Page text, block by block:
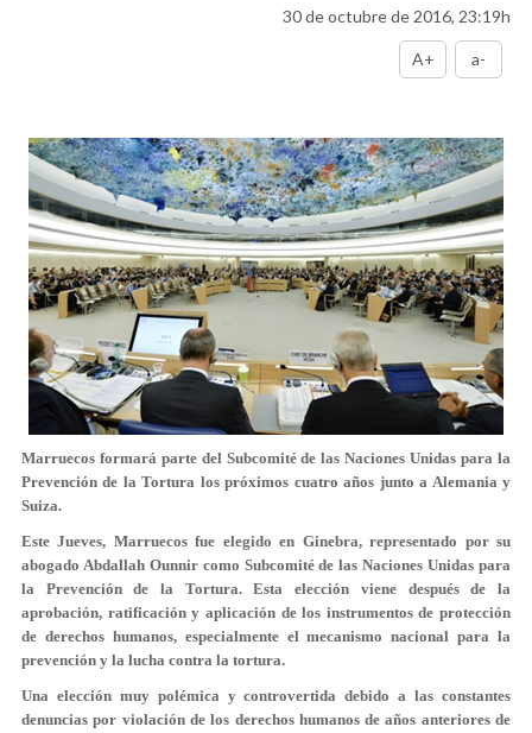
30 de octubre de 2016, 23:19h
A+ a-
Marruecos formará parte del Subcomité de las Naciones Unidas para la
Prevención de la Tortura los próximos cuatro años junto a Alemania y
Suiza.
Este Jueves, Marruecos fue elegido en Ginebra, representado por su
abogado Abdallah Ounnir como Subcomité de las Naciones Unidas para
la Prevención de la Tortura. Esta elección viene después de la
aprobación, ratificación y aplicación de los instrumentos de protección
de derechos humanos, especialmente el mecanismo nacional para la
prevención y la lucha contra la tortura.
Una elección muy polémica y controvertida debido a las constantes
denuncias por violación de los derechos humanos de años anteriores de